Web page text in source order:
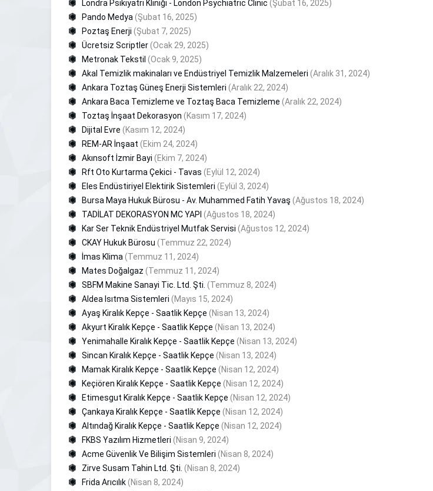
Londra Psikiyatri Kliniği - London Psychiatric Clinic (Şubat 16, 2025)
Pando Medya (Şubat 16, 2025)
Poztaş Enerji (Şubat 7, 2025)
Ücretsiz Scriptler(Ocak 29, 2025)
Metronak Tekstil (Ocak 9, 2025)
Akal Temizlik makinaları ve Endüstriyel Temizlik Malzemeleri (Aralık 31, 2024)
Ankara Toztaş Güneş Enerji Sistemleri (Aralık 22, 2024)
Ankara Baca Temizleme ve Toztaş Baca Temizleme (Aralık 22, 2024)
Toztaş İnşaat Dekorasyon (Kasım 17, 2024)
Dijital Evre (Kasım 12, 2024)
REM-AR İnşaat (Ekim 24, 2024)
Akınsoft İzmir Bayi (Ekim 7, 2024)
Rft Oto Kurtarma Çekici - Tavas (Eylül 12, 2024)
Eles Endüstiriyel Elektirik Sistemleri (Eylül 3, 2024)
Bursa Maya Hukuk Bürosu - Av. Muhammed Fatih Yavaş (Ağustos 18, 2024)
TADİLAT DEKORASYON MC YAPI (Ağustos 18, 2024)
Kar Ser Teknik Endüstriyel Mutfak Servisi (Ağustos 12, 2024)
CKAY Hukuk Bürosu (Temmuz 22, 2024)
İmas Klima (Temmuz 11, 2024)
Mates Doğalgaz (Temmuz 11, 2024)
SBFM Makine Sanayi Tic. Ltd. Şti. (Temmuz 8, 2024)
Aldea Isıtma Sistemleri (Mayıs 15, 2024)
Ayaş Kiralık Kepçe - Saatlik Kepçe (Nisan 13, 2024)
Akyurt Kiralık Kepçe - Saatlik Kepçe (Nisan 13, 2024)
Yenimahalle Kiralık Kepçe - Saatlik Kepçe (Nisan 13, 2024)
Sincan Kiralık Kepçe - Saatlik Kepçe (Nisan 13, 2024)
Mamak Kiralık Kepçe - Saatlik Kepçe (Nisan 12, 2024)
Keçiören Kiralık Kepçe - Saatlik Kepçe (Nisan 12, 2024)
Etimesgut Kiralık Kepçe - Saatlik Kepçe (Nisan 12, 2024)
Çankaya Kiralık Kepçe - Saatlik Kepçe (Nisan 12, 2024)
Altındağ Kiralık Kepçe - Saatlik Kepçe (Nisan 12, 2024)
FKBS Yazılım Hizmetleri (Nisan 9, 2024)
Acme Güvenlik Ve Bilişim Sistemleri (Nisan 8, 2024)
Zirve Susam Tahin Ltd. Şti. (Nisan 8, 2024)
Frida Arıcılık(Nisan 8, 2024)